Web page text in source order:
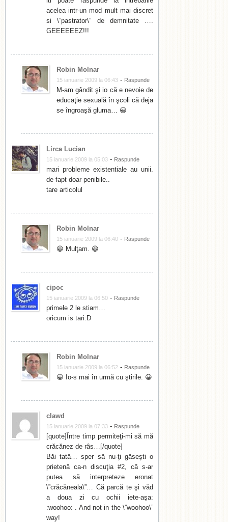
acelea intr-un mod mult mai discret
si \”pastrator\” de demnitate ….
GEEEEEEZ!!!
Robin Molnar
15 ianuarie 2009 la 06:43 - Raspunde
M-am gândit şi io că e nevoie de
educaţie sexuală în şcoli că deja
se îngroaşă gluma… 😀
Lirca Lucian
15 ianuarie 2009 la 05:03 - Raspunde
mari probleme existentiale au unii.
de fapt doar penibile..
tare articolul
Robin Molnar
15 ianuarie 2009 la 06:40 - Raspunde
😀 Mulţam. 😀
cipoc
15 ianuarie 2009 la 06:50 - Raspunde
primele 2 le stiam…
oricum is tari:D
Robin Molnar
15 ianuarie 2009 la 06:52 - Raspunde
😀 Io-s mai în urmă cu ştirile. 😀
clawd
15 ianuarie 2009 la 07:33 - Raspunde
[quote]Între timp permiteţi-mi să mă
crăcănez de râs…[/quote]
Băi tată… sper să nu-ţi găseşti o
prietenă ca-n discuţia #2, că s-ar
putea să interpreteze eronat
\”crăcăneala\”… Că parcă te şi văd
a doua zi cu ochii iete-aşa:
:woohoo: . And not in the \”woohoo\”
way!